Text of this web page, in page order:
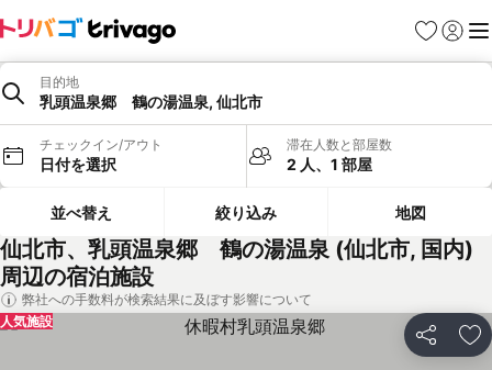
お気に入り
ログイ
メ
目的地
乳頭温泉郷 鶴の湯温泉, 仙北市
チェックイン/アウト
日付を選択
滞在人数と部屋数
2 人、1 部屋
並べ替え 絞り込み 地図
仙北市、乳頭温泉郷 鶴の湯温泉 (仙北市, 国内)
周辺の宿泊施設
弊社への手数料が検索結果に及ぼす影響について
シェア お
人気施設